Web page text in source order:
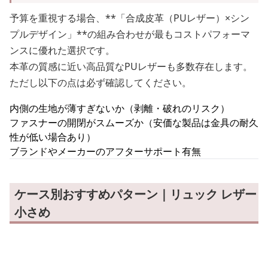
予算を重視する場合、**「合成皮革（PUレザー）×シン
プルデザイン」**の組み合わせが最もコストパフォーマ
ンスに優れた選択です。
本革の質感に近い高品質なPUレザーも多数存在します。
ただし以下の点は必ず確認してください。
内側の生地が薄すぎないか（剥離・破れのリスク）
ファスナーの開閉がスムーズか（安価な製品は金具の耐久
性が低い場合あり）
ブランドやメーカーのアフターサポート有無
ケース別おすすめパターン｜リュック レザー
小さめ